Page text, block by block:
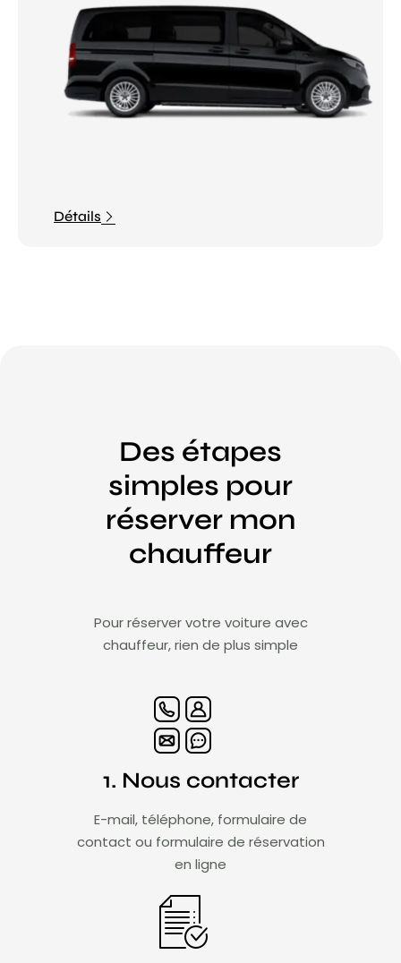
Détails
Des étapes
simples pour
réserver mon
chauffeur
Pour réserver votre voiture avec
chauffeur, rien de plus simple
1. Nous contacter
E-mail, téléphone, formulaire de
contact ou formulaire de réservation
en ligne